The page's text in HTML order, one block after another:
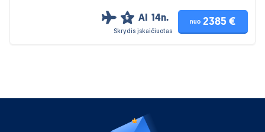
5 AI 14n.
Skrydis įskaičiuotas
nuo 2385 €